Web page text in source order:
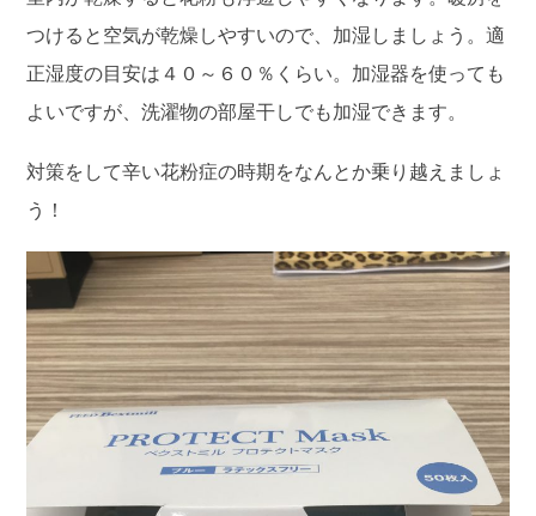
つけると空気が乾燥しやすいので、加湿しましょう。適
正湿度の目安は４０～６０％くらい。加湿器を使っても
よいですが、洗濯物の部屋干しでも加湿できます。
対策をして辛い花粉症の時期をなんとか乗り越えましょ
う！